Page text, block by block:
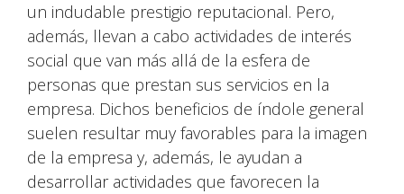
un indudable prestigio reputacional. Pero,
además, llevan a cabo actividades de interés
social que van más allá de la esfera de
personas que prestan sus servicios en la
empresa. Dichos beneficios de índole general
suelen resultar muy favorables para la imagen
de la empresa y, además, le ayudan a
desarrollar actividades que favorecen la